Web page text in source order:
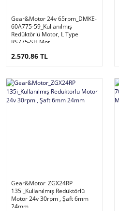
Gear&Motor 24v 65rpm_DMKE-
60A775-59_Kullanılmış
Redüktörlü Motor, L Type
RS775-SH Mot
2.570,86 TL
Gear&Motor_ZGX24RP
135i_Kullanılmış Redüktörlü
Motor 24v 30rpm , Şaft 6mm
24mm